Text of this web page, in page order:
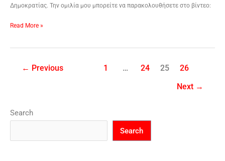
Δημοκρατίας. Την ομιλία μου μπορείτε να παρακολουθήσετε στο βίντεο:
Read More »
← Previous 1 … 24 25 26
Next →
Search
Search